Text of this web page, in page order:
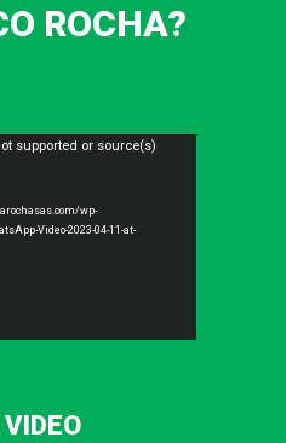
ROCHA?
supported or source(s)
wp-
Video-2023-04-11-at-